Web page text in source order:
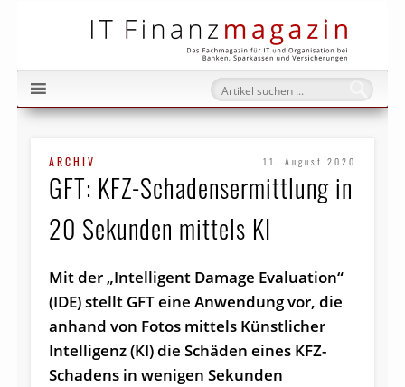
ARCHIV 11. August 2020
GFT: KFZ-Schadensermittlung in
20 Sekunden mittels KI
Mit der „Intelligent Damage Evaluation“
(IDE) stellt GFT eine Anwendung vor, die
anhand von Fotos mittels Künstlicher
Intelligenz (KI) die Schäden eines KFZ-
Schadens in wenigen Sekunden